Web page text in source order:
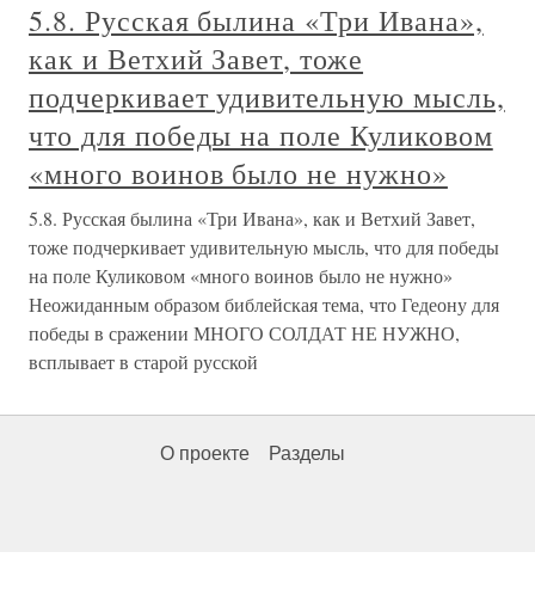
5.8. Русская былина «Три Ивана»,
как и Ветхий Завет, тоже
подчеркивает удивительную мысль,
что для победы на поле Куликовом
«много воинов было не нужно»
5.8. Русская былина «Три Ивана», как и Ветхий Завет,
тоже подчеркивает удивительную мысль, что для победы
на поле Куликовом «много воинов было не нужно»
Неожиданным образом библейская тема, что Гедеону для
победы в сражении МНОГО СОЛДАТ НЕ НУЖНО,
всплывает в старой русской
О проекте Разделы